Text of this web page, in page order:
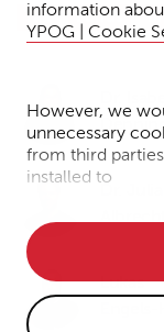
information
YPOG | Cookie
However, we
unnecessary
from third
installed to
• improve the
• Track your
purposes.
Tax Funds
Lukas